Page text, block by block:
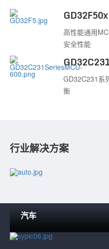
GD32F50x
高性能通用
安全性能
GD32C231系
衡
行业解决方案
汽车